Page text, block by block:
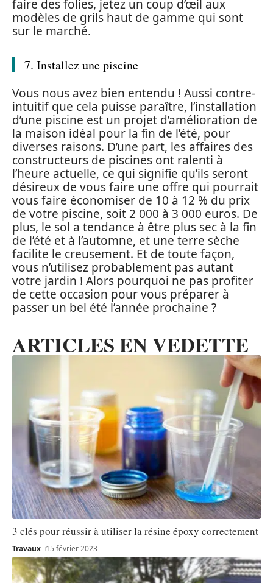
faire des folies, jetez un coup d’œil aux
modèles de grils haut de gamme qui sont
sur le marché.
7. Installez une piscine
Vous nous avez bien entendu ! Aussi contre-
intuitif que cela puisse paraître, l’installation
d’une piscine est un projet d’amélioration de
la maison idéal pour la fin de l’été, pour
diverses raisons. D’une part, les affaires des
constructeurs de piscines ont ralenti à
l’heure actuelle, ce qui signifie qu’ils seront
désireux de vous faire une offre qui pourrait
vous faire économiser de 10 à 12 % du prix
de votre piscine, soit 2 000 à 3 000 euros. De
plus, le sol a tendance à être plus sec à la fin
de l’été et à l’automne, et une terre sèche
facilite le creusement. Et de toute façon,
vous n’utilisez probablement pas autant
votre jardin ! Alors pourquoi ne pas profiter
de cette occasion pour vous préparer à
passer un bel été l’année prochaine ?
ARTICLES EN VEDETTE
3 clés pour réussir à utiliser la résine époxy correctement
Travaux 15 février 2023